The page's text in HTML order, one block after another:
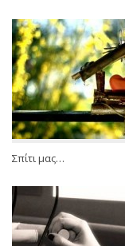
Σπίτι μας…